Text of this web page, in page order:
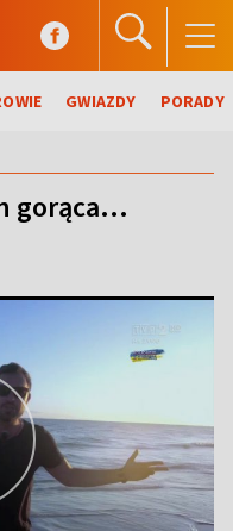
GWIAZDY PORADY
gorąca...